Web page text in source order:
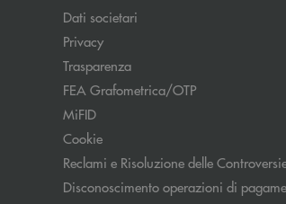
Dati societari
PrivacyApre una nuova finestra
Trasparenza
FEA Grafometrica/OTP
MiFID
Cookie
Reclami e Risoluzione delle
Disconoscimento operazioni di